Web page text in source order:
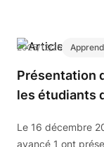
2025/12/25
Présentation
les étudiants
Le 16 décembre
avancé 1 ont